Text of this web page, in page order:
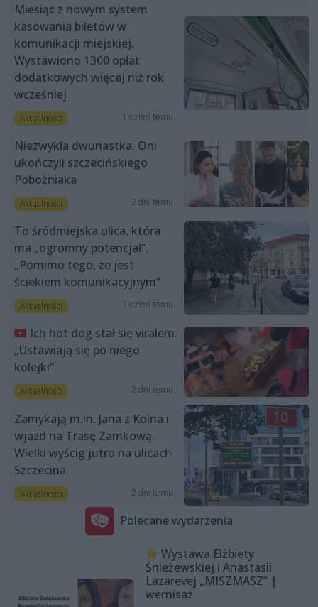
Miesiąc z nowym system
kasowania biletów w
komunikacji miejskiej.
Wystawiono 1300 opłat
dodatkowych więcej niż rok
wcześniej
Aktualności 1 dzień temu
Niezwykła dwunastka. Oni
ukończyli szczecińskiego
Pobożniaka
Aktualności 2 dni temu
To śródmiejska ulica, która
ma „ogromny potencjał”.
„Pomimo tego, że jest
ściekiem komunikacyjnym”
Aktualności 1 dzień temu
Ich hot dog stał się viralem.
„Ustawiają się po niego
kolejki”
Aktualności 2 dni temu
Zamykają m.in. Jana z Kolna i
wjazd na Trasę Zamkową.
Wielki wyścig jutro na ulicach
Szczecina
Aktualności 2 dni temu
Polecane wydarzenia
Wystawa Elżbiety
Śnieżewskiej i Anastasii
Lazarevej „MISZMASZ” |
wernisaż